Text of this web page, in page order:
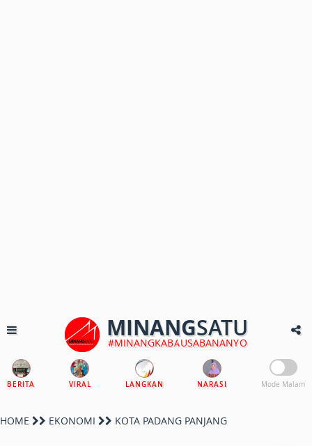
MINANGSATU
#MINANGKABAUSABANANYO
BERITA VIRAL LANGKAN NARASI Mode Malam
HOME EKONOMI KOTA PADANG PANJANG